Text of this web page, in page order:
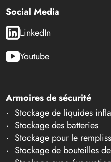
Social Media
LinkedIn
Youtube
Armoires de sécurité
Stockage de liquides
Stockage des batteries
Stockage pour le
Stockage de bouteilles